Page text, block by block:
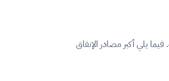
يلي أكبر مصادر الإنفاق